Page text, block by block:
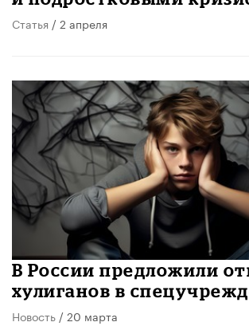
Статья / 2 апреля
В России предложили
хулиганов в
Новость / 20 марта